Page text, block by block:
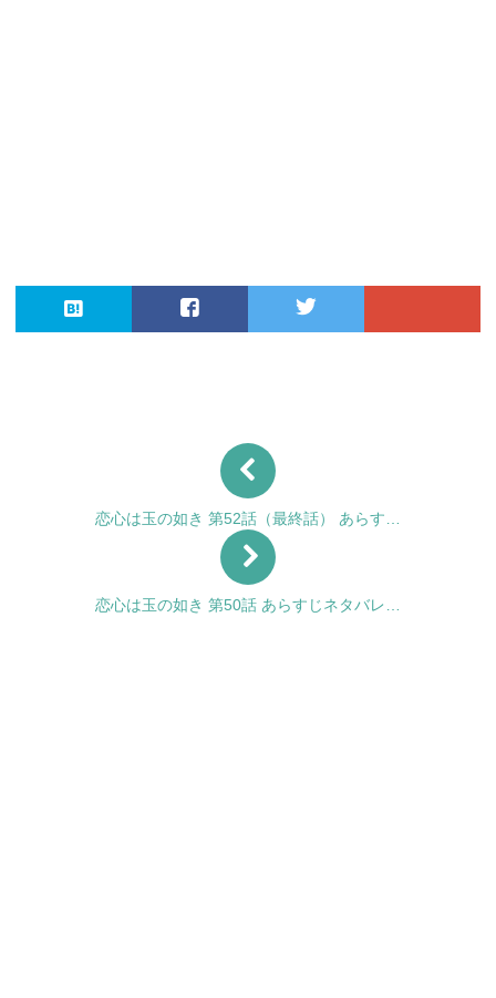
恋心は玉の如き 第52話（最終話） あらす…
恋心は玉の如き 第50話 あらすじネタバレ…